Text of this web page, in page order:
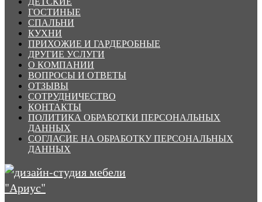
ГОСТИНЫЕ
СПАЛЬНИ
КУХНИ
ПРИХОЖИЕ И ГАРДЕРОБНЫЕ
ДРУГИЕ УСЛУГИ
О КОМПАНИИ
ВОПРОСЫ И ОТВЕТЫ
ОТЗЫВЫ
СОТРУДНИЧЕСТВО
КОНТАКТЫ
ПОЛИТИКА ОБРАБОТКИ ПЕРСОНАЛЬНЫХ
ДАННЫХ
СОГЛАСИЕ НА ОБРАБОТКУ ПЕРСОНАЛЬНЫХ
ДАННЫХ